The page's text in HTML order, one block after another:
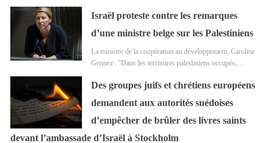
Israël proteste contre les remarques
d’une ministre belge sur les Palestiniens
La ministre de la coopération au développement, Caroline
Gennez : ''Dans les territoires palestiniens occupés,…
Des groupes juifs et chrétiens européens
demandent aux autorités suédoises
d’empêcher de brûler des livres saints
devant l’ambassade d’Israël à Stockholm